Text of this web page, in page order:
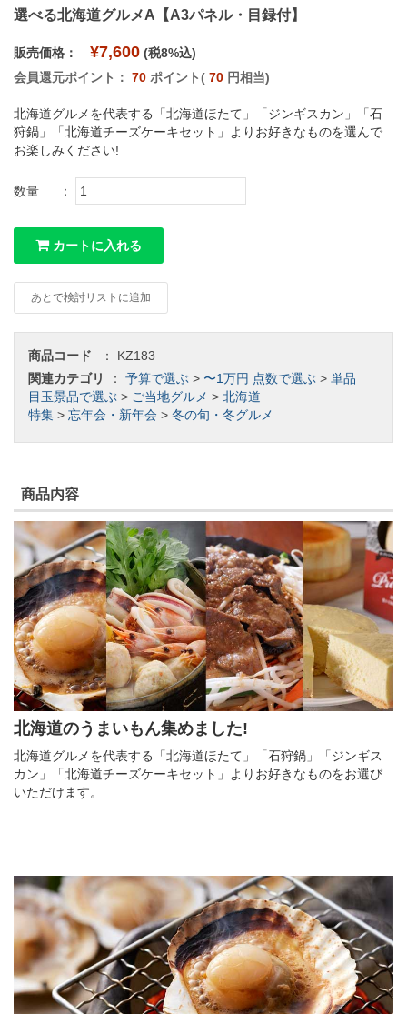
選べる北海道グルメA【A3パネル・目録付】
販売価格： ¥7,600 (税8%込)
会員還元ポイント： 70 ポイント( 70 円相当)
北海道グルメを代表する「北海道ほたて」「ジンギスカン」「石
狩鍋」「北海道チーズケーキセット」よりお好きなものを選んで
お楽しみください!
数量 ：
カートに入れる
あとで検討リストに追加
商品コード ： KZ183
関連カテゴリ
： 予算で選ぶ > 〜1万円 点数で選ぶ > 単品
目玉景品で選ぶ > ご当地グルメ > 北海道
特集 > 忘年会・新年会 > 冬の旬・冬グルメ
商品内容
北海道のうまいもん集めました!
北海道グルメを代表する「北海道ほたて」「石狩鍋」「ジンギス
カン」「北海道チーズケーキセット」よりお好きなものをお選び
いただけます。